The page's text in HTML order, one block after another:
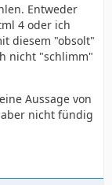
Entweder
4 oder ich
diesem "obsolt"
nicht "schlimm"
Aussage von
nicht fündig